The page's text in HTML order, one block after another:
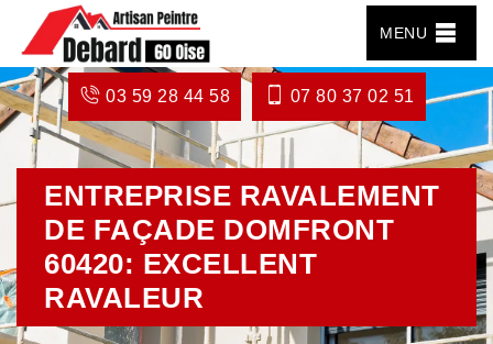
MENU
03 59 28 44 58 07 80 37 02 51
ENTREPRISE RAVALEMENT
DE FAÇADE DOMFRONT
60420: EXCELLENT
RAVALEUR